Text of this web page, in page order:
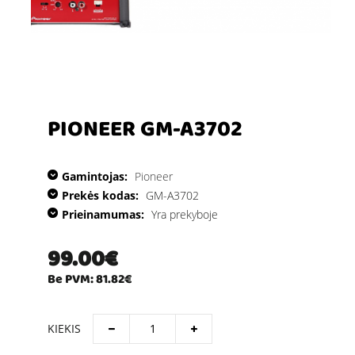
PIONEER GM-A3702
Gamintojas: Pioneer
Prekės kodas: GM-A3702
Prieinamumas: Yra prekyboje
99.00€
Be PVM: 81.82€
KIEKIS